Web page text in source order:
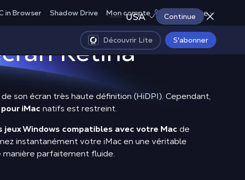
USA Continue
in Browser Shadow Drive Mon compte France
Découvrir Lite S'abonner
Retina
son écran très haute définition (HiDPI). Cependant,
iMac natifs est restreint.
jeux Windows compatibles avec votre Mac de
instantanément votre iMac en une véritable
manière parfaitement fluide.